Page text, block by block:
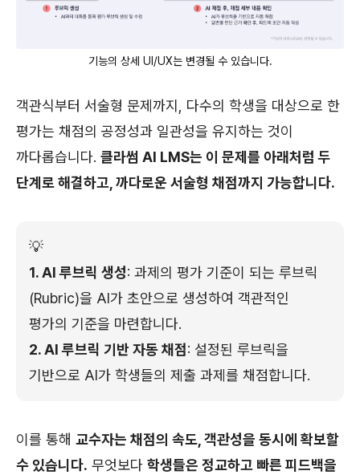
기능의 상세 UI/UX는 변경될 수 있습니다.
객관식부터 서술형 문제까지, 다수의 학생을 대상으로 한
평가는 채점의 공정성과 일관성을 유지하는 것이
까다롭습니다. 클라썸 AI LMS는 이 문제를 아래처럼 두
단계로 해결하고, 까다로운 서술형 채점까지 가능합니다.
💡
1. AI 루브릭 생성: 과제의 평가 기준이 되는 루브릭
(Rubric)을 AI가 초안으로 생성하여 객관적인
평가의 기준을 마련합니다.
2. AI 루브릭 기반 자동 채점: 설정된 루브릭을
기반으로 AI가 학생들의 제출 과제를 채점합니다.
이를 통해 교수자는 채점의 속도, 객관성을 동시에 확보할
수 있습니다. 무엇보다 학생들은 정교하고 빠른 피드백을